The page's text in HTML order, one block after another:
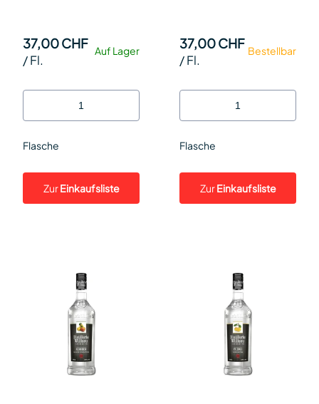
Auf Lager
37,00 CHF
/Fl.
Flasche
ZurEinkaufsliste
Bestellbar
37,00 CHF
/Fl.
Flasche
ZurEinkaufsliste